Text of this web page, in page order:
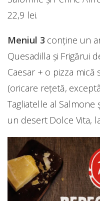
22,9 lei.
Meniul 3 conține un
Quesadilla și Frigărui
Caesar + o pizza
(oricare rețetă,
Tagliatelle al Salmone
un desert Dolce Vita,